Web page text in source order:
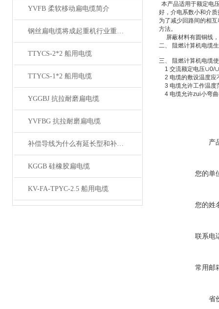
YVFB 柔软移动扁电缆简介
钢丝扁电缆将成起重机行业重要的一部分
TTYCS-2*2 船用电缆
TTYCS-1*2 船用电缆
YGGBJ 抗拉耐磨扁电缆
YVFBG 抗拉耐磨扁电缆
补偿导线为什么有延长型和补偿型两种？
KGGB 硅橡胶扁电缆
KV-FA-TPYC-2.5 船用电缆
本产品适用于额定电
好，介电系数小和介
为了减少回路间的相
方法。
屏蔽材料有圆铜线，
二、 阻燃计算机电缆
三、 阻燃计算机电缆
1 交流额定电压∪0/
2 电缆的敷设温度应
3 电缆允许工作温
4 电缆允许zui小弯曲
产
您的单
您的姓
联系电
常用邮
省